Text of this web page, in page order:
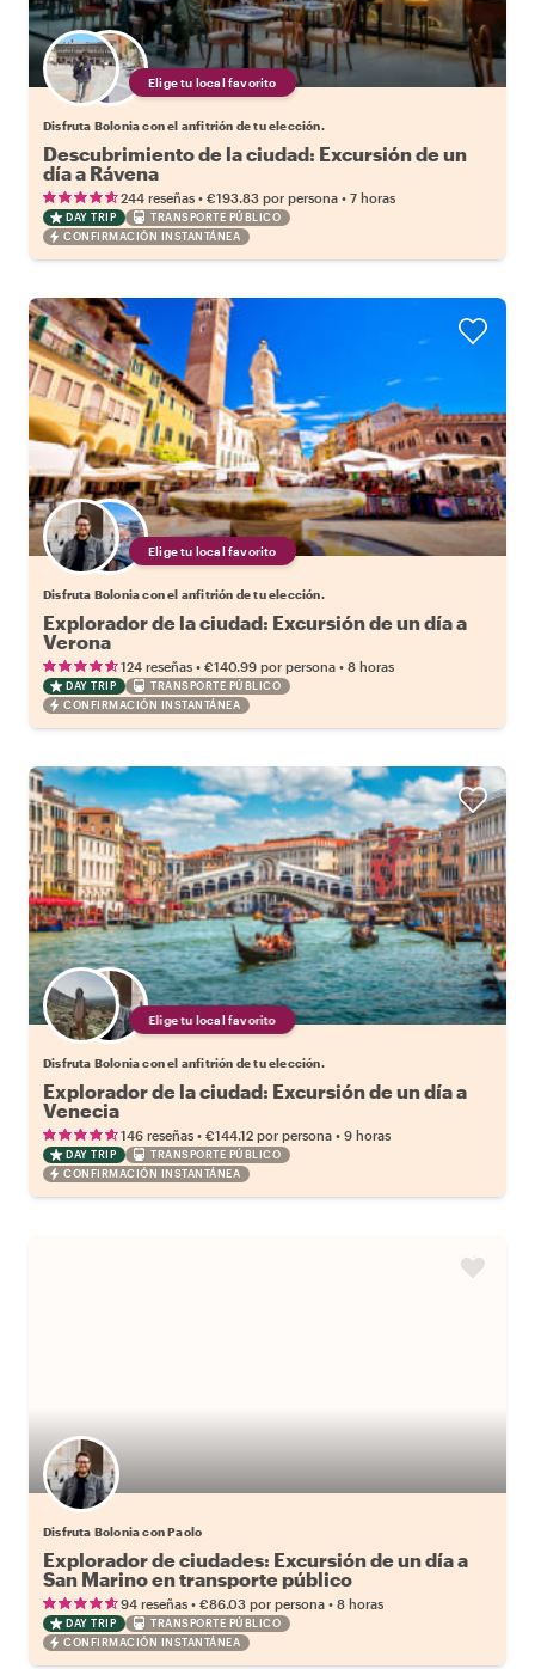
Elige tu local favorito
Disfruta Bolonia con el anfitrión de tu elección.
Descubrimiento de la ciudad: Excursión de un
día a Rávena
244 reseñas • €193.83 por persona • 7 horas
DAY TRIP
TRANSPORTE PÚBLICO
CONFIRMACIÓN INSTANTÁNEA
Elige tu local favorito
Disfruta Bolonia con el anfitrión de tu elección.
Explorador de la ciudad: Excursión de un día a
Verona
124 reseñas • €140.99 por persona • 8 horas
DAY TRIP
TRANSPORTE PÚBLICO
CONFIRMACIÓN INSTANTÁNEA
Elige tu local favorito
Disfruta Bolonia con el anfitrión de tu elección.
Explorador de la ciudad: Excursión de un día a
Venecia
146 reseñas • €144.12 por persona • 9 horas
DAY TRIP
TRANSPORTE PÚBLICO
CONFIRMACIÓN INSTANTÁNEA
Disfruta Bolonia con Paolo
Explorador de ciudades: Excursión de un día a
San Marino en transporte público
94 reseñas • €86.03 por persona • 8 horas
DAY TRIP
TRANSPORTE PÚBLICO
CONFIRMACIÓN INSTANTÁNEA